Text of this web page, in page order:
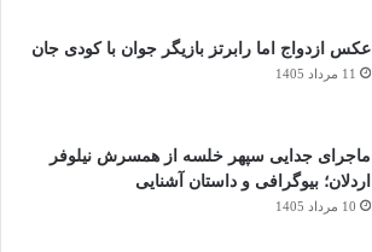
عکس ازدواج اما رابرتز بازیگر جوان با کودی جان
11 مرداد 1405
ماجرای جدایی سپهر خلسه از همسرش نیلوفر
اردلان؛ بیوگرافی و داستان آشنایی
10 مرداد 1405